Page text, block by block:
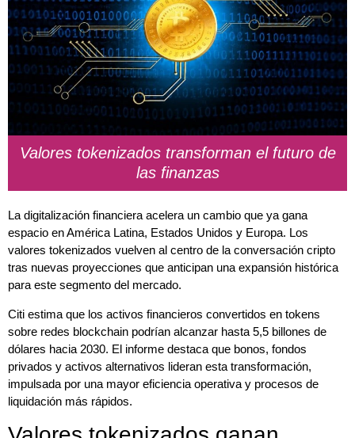
Valores tokenizados transforman el futuro de
las finanzas
La digitalización financiera acelera un cambio que ya gana
espacio en América Latina, Estados Unidos y Europa. Los
valores tokenizados vuelven al centro de la conversación cripto
tras nuevas proyecciones que anticipan una expansión histórica
para este segmento del mercado.
Citi estima que los activos financieros convertidos en tokens
sobre redes blockchain podrían alcanzar hasta 5,5 billones de
dólares hacia 2030. El informe destaca que bonos, fondos
privados y activos alternativos lideran esta transformación,
impulsada por una mayor eficiencia operativa y procesos de
liquidación más rápidos.